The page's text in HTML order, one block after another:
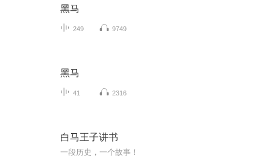
黑马
249 9749
黑马
41 2316
白马王子讲书
一段历史，一个故事！